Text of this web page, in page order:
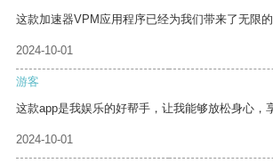
这款加速器VPM应用程序已经为我们带来了无限的
2024-10-01
游客
这款app是我娱乐的好帮手，让我能够放松身心，
2024-10-01